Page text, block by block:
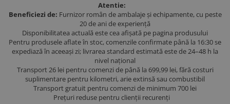
Atentie:
Beneficiezi de: Furnizor român de ambalaje și echipamente, cu peste
20 de ani de experiență
Disponibilitatea actuală este cea afișată pe pagina produsului
Pentru produsele aflate în stoc, comenzile confirmate până la 16:30 se
expediază în aceeași zi; livrarea standard estimată este de 24–48 h la
nivel național
Transport 26 lei pentru comenzi de până la 699,99 lei, fără costuri
suplimentare pentru kilometri, arie extinsă sau combustibil
Transport gratuit pentru comenzi de minimum 700 lei
Prețuri reduse pentru clienții recurenți